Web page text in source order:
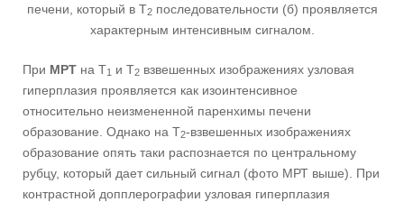
печени, который в Т2последовательности (б) проявляется
характерным интенсивным сигналом.
При МРТ на Т1 и Т2 взвешенных изображениях узловая
гиперплазия проявляется как изоинтенсивное
относительно неизмененной паренхимы печени
образование. Однако на Т2-взвешенных изображениях
образование опять таки распознается по центральному
рубцу, который дает сильный сигнал (фото МРТ выше). При
контрастной допплерографии узловая гиперплазия